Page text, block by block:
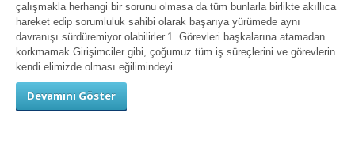
çalışmakla herhangi bir sorunu olmasa da tüm bunlarla birlikte akıllıca
hareket edip sorumluluk sahibi olarak başarıya yürümede aynı
davranışı sürdüremiyor olabilirler.1. Görevleri başkalarına atamadan
korkmamak.Girişimciler gibi, çoğumuz tüm iş süreçlerini ve görevlerin
kendi elimizde olması eğilimindeyi...
Devamını Göster